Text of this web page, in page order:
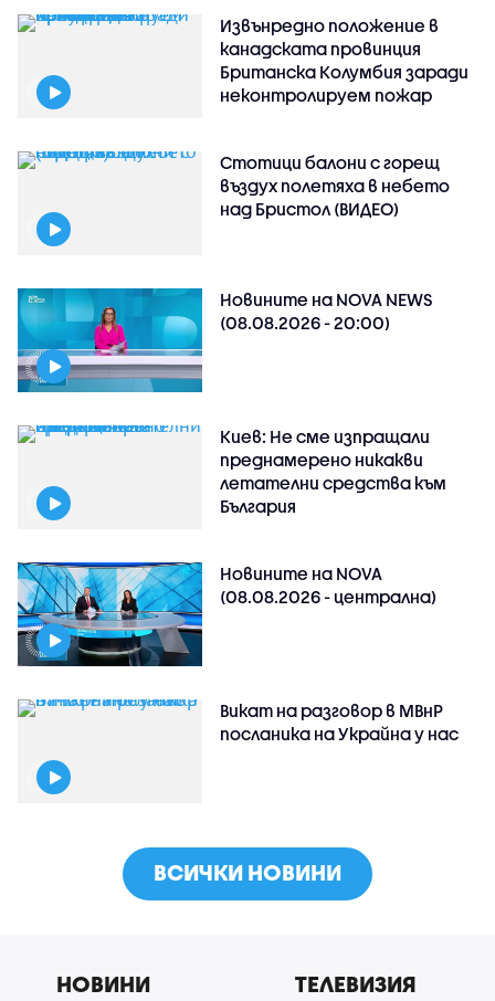
Извънредно положение в
канадската провинция
Британска Колумбия заради
неконтролируем пожар
Стотици балони с горещ
въздух полетяха в небето
над Бристол (ВИДЕО)
Новините на NOVA NEWS
(08.08.2026 - 20:00)
Киев: Не сме изпращали
преднамерено никакви
летателни средства към
България
Новините на NOVA
(08.08.2026 - централна)
Викат на разговор в МВнР
посланика на Украйна у нас
ВСИЧКИ НОВИНИ
НОВИНИ ТЕЛЕВИЗИЯ